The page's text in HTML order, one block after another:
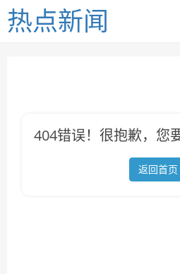
热点新闻
404错误！很抱歉，您
返回首页